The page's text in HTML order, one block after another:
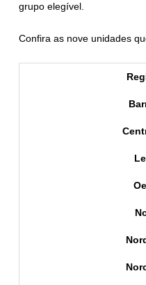
grupo elegível.
Confira as nove unidades